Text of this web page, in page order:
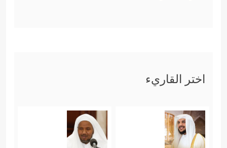
والتقوى إنما هي محاسبةٌ ومراقبةٌ ذاتيَّةٌ،
وحسٌّ مُرهَف، يتتبَّع خلَجَات النفس
اختر القاريء